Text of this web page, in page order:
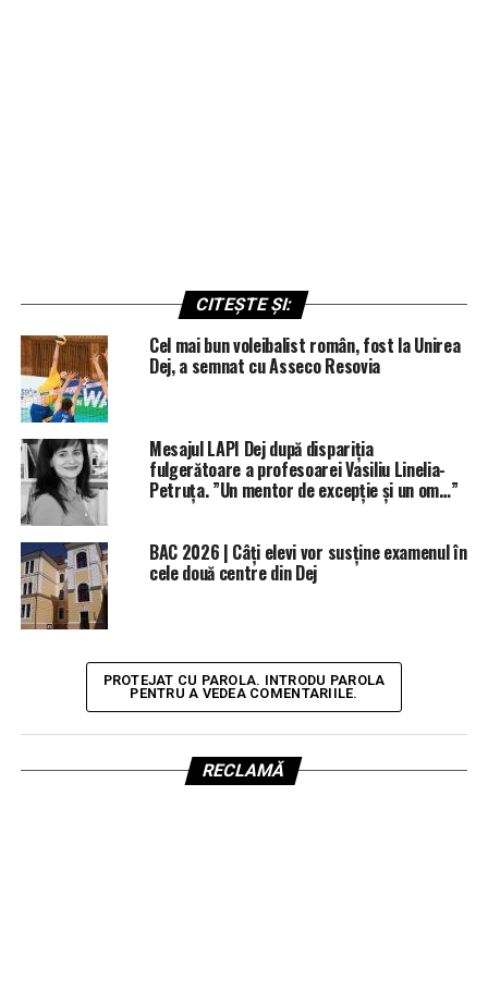
CITEȘTE ȘI:
Cel mai bun voleibalist român, fost la Unirea
Dej, a semnat cu Asseco Resovia
Mesajul LAPI Dej după dispariția
fulgerătoare a profesoarei Vasiliu Linelia-
Petruța. ”Un mentor de excepție și un om…”
BAC 2026 | Câți elevi vor susține examenul în
cele două centre din Dej
PROTEJAT CU PAROLA. INTRODU PAROLA
PENTRU A VEDEA COMENTARIILE.
RECLAMĂ